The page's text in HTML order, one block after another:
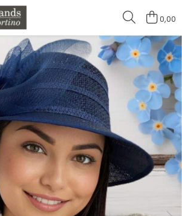
0,00